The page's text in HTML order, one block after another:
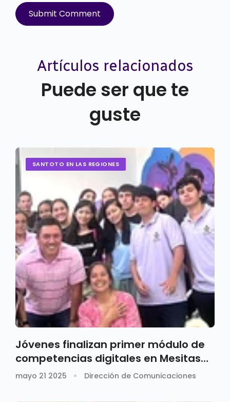
Artículos relacionados
Puede ser que te
guste
SANTOTO EN LAS REGIONES
Jóvenes finalizan primer módulo de
competencias digitales en Mesitas
del Colegio
mayo 21 2025 Dirección de Comunicaciones